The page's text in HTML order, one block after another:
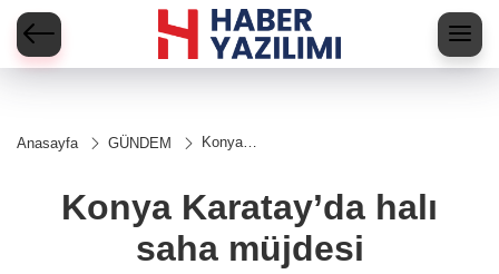
Anasayfa GÜNDEM
Konya
müjdesi
Konya Karatay’da halı
saha müjdesi